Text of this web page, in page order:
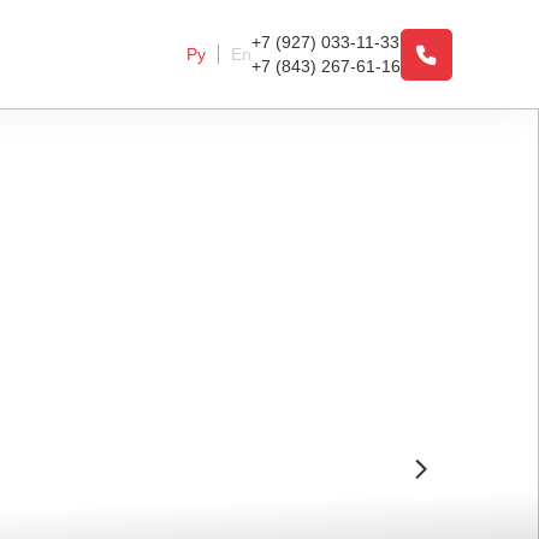
Ру En
+7 (927) 033-11-33
+7 (843) 267-61-16